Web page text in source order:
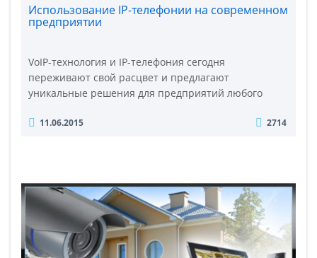
Использование IP-телефонии на современном
предприятии
VoIP-технология и IP-телефония сегодня
переживают свой расцвет и предлагают
уникальные решения для предприятий любого
связывает 2 мира – телефонии и интернета. Еще
– для передачи информации голосом,..
11.06.2015 2714